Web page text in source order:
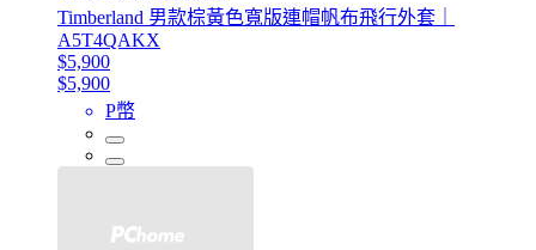
Timberland 男款棕黃色寬版連帽帆布飛行外套｜
A5T4QAKX
$5,900
$5,900
P幣